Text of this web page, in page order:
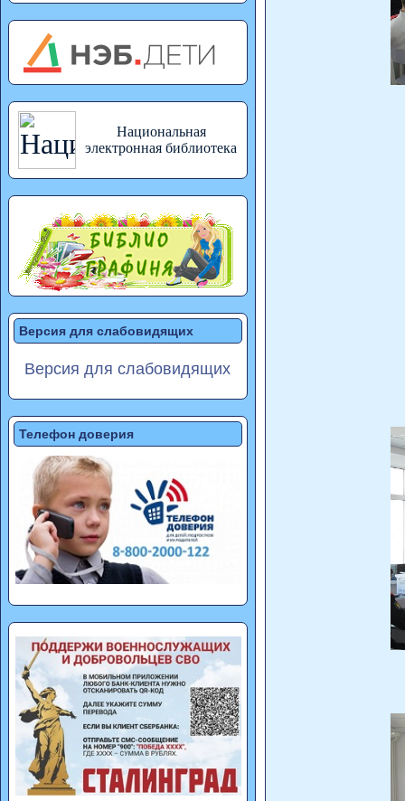
Национальная
электронная библиотека
Версия для слабовидящих
Версия для слабовидящих
Телефон доверия